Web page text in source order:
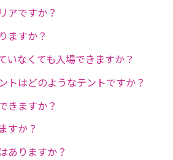
アですか？
ますか？
いなくても入場できますか？
トはどのようなテントですか？
きますか？
すか？
ありますか？